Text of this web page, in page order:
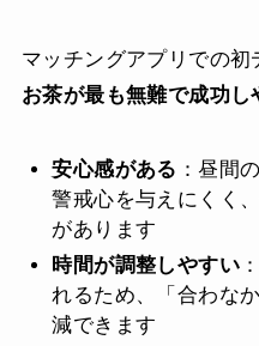
マッチングアプリでの初
お茶が最も無難で成功し
安心感がある ：昼間
警戒心を与えにくく
があります
時間が調整しやすい
れるため、「合わな
減できます